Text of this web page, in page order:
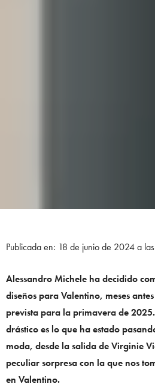
Publicada en: 18 de junio de 2024 a
Alessandro Michele ha decidido
diseños para Valentino, meses
prevista para la primavera de
drástico es lo que ha estado
moda, desde la salida de Virginie
peculiar sorpresa con la que nos
en Valentino.